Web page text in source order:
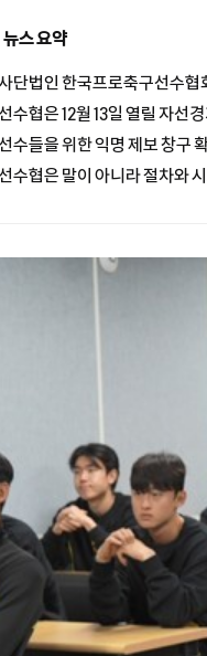
뉴스 요약
단법인 한국프로축구선수협
수협은 12월 13일 열릴 자선
수들을 위한 익명 제보 창구
수협은 말이 아니라 절차와